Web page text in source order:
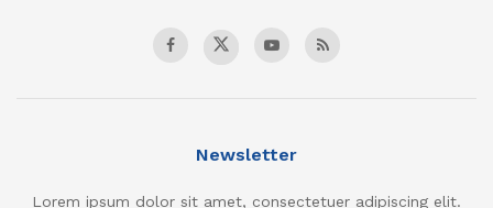
Newsletter
Lorem ipsum dolor sit amet, consectetuer adipiscing elit.